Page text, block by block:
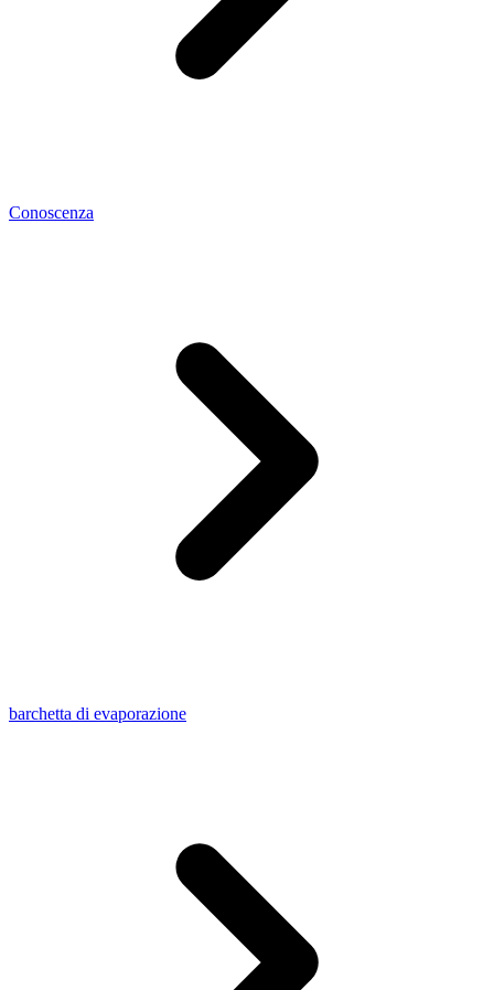
Conoscenza
barchetta di evaporazione